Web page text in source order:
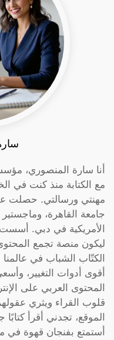
أنا سارة المنصوري،
مع الكتابة منذ كنت في
مهنتي ورسالتي. حصلت
جامعة القاهرة،
الأمريكية في دبي.
ليكون منصة تجمع
الكتّاب الشباب في
أقوى أدوات التغيير،
المحتوى العربي على
قلوب القراء ويثري
الموقع، تجدني أقرأ
أستمتع بفنجان قهوة في